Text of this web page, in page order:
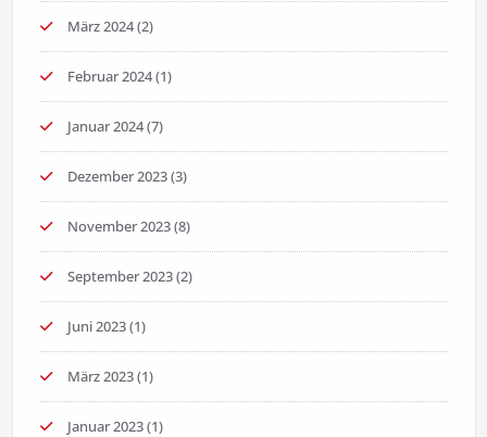
März 2024(2)
Februar 2024(1)
Januar 2024(7)
Dezember 2023(3)
November 2023(8)
September 2023(2)
Juni 2023(1)
März 2023(1)
Januar 2023(1)